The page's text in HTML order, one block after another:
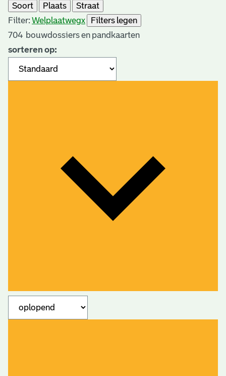
Soort Plaats
Straat
Filter: Welplaatwegx
Filters legen
704 bouwdossiers en pandkaarten
sorteren op: